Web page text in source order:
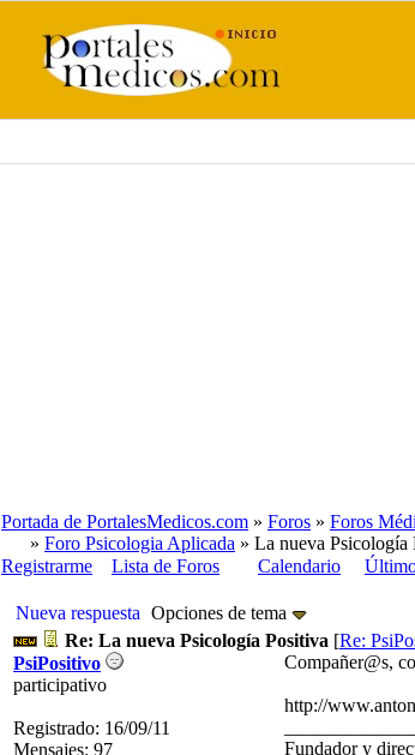
Portada de PortalesMedicos.com » Foros » Foros
» Foro Psicologia Aplicada » La nueva Psicología
Registrarme
Lista de Foros Calendario
Nueva respuesta Opciones de tema
Re: La nueva Psicología Positiva [Re:
PsiPositivo
participativo
Registrado: 16/09/11
Mensajes: 97
Compañer@s,
http://
Fundador y